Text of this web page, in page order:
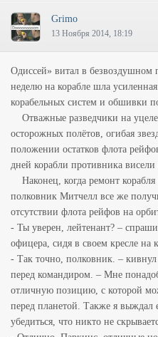
Grimo
13 Ноября 2014, 18:19
Одиссей» витал в безвоздушном
неделю на корабле шла
корабельных систем и обшивки
Отважные разведчики на
осторожных полётов, огибая
положении остатков флота
дней корабли противника
Наконец, когда ремонт
полковник Митчелл все же
отсутствии флота рейфов на
- Ты уверен, лейтенант? –
офицера, сидя в своем кресле на
- Так точно, полковник. –
перед командиром. – Мне
отличную позицию, с которой
перед планетой. Также я выждал
убедиться, что никто не